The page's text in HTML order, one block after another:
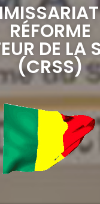
RÉFORME
DE LA
(CRSS)